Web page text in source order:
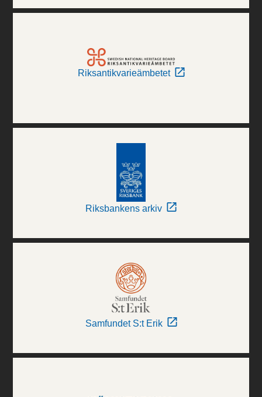
Riksantikvarieämbetet
Riksbankens arkiv
Samfundet S:t Erik